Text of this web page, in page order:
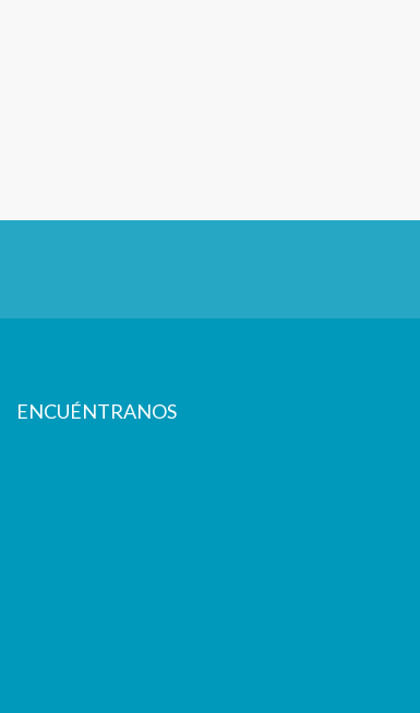
ENCUÉNTRANOS